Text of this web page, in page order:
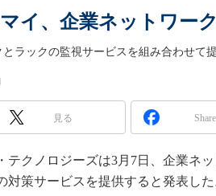
イ、企業ネットワー
ラックの監視サービスを組み合わせて提
見る Share
クノロジーズは3月7日、企業ネ
対策サービスを提供すると発表した